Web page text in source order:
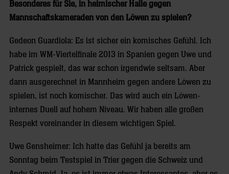
Besonderes für Sie, in heimischer Halle gegen
Mannschaftskameraden von den Löwen zu spielen?
Gedeon Guardiola: Es ist sicher ein komisches Gefühl. Ich
habe im WM-Viertelfinale 2013 in Spanien gegen Uwe und
Patrick gespielt, das war schon irgendwie seltsam. Aber
dann ausgerechnet in Mannheim gegen andere Löwen zu
spielen, ist noch komischer. Das wird auch ein Löwen-
internes Duell auf hohem Niveau. Wir haben alle großen
Respekt voreinander in diesem wichtigen Spiel.
Uwe Gensheimer: Ich hatte das Gefühl ja bereits am
Sonntag beim Testspiel in Trier gegen die Schweiz und